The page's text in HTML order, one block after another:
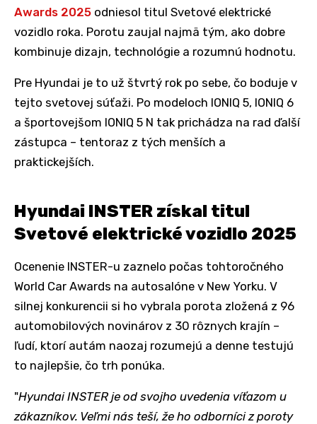
Awards 2025 odniesol titul Svetové elektrické
vozidlo roka. Porotu zaujal najmä tým, ako dobre
kombinuje dizajn, technológie a rozumnú hodnotu.
Pre Hyundai je to už štvrtý rok po sebe, čo boduje v
tejto svetovej súťaži. Po modeloch IONIQ 5, IONIQ 6
a športovejšom IONIQ 5 N tak prichádza na rad ďalší
zástupca – tentoraz z tých menších a
praktickejších.
Hyundai INSTER získal titul
Svetové elektrické vozidlo 2025
Ocenenie INSTER-u zaznelo počas tohtoročného
World Car Awards na autosalóne v New Yorku. V
silnej konkurencii si ho vybrala porota zložená z 96
automobilových novinárov z 30 rôznych krajín –
ľudí, ktorí autám naozaj rozumejú a denne testujú
to najlepšie, čo trh ponúka.
"Hyundai INSTER je od svojho uvedenia víťazom u
zákazníkov. Veľmi nás teší, že ho odborníci z poroty